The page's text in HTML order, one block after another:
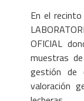
En el recinto
OFICIAL
muestras
gestión de
valoración